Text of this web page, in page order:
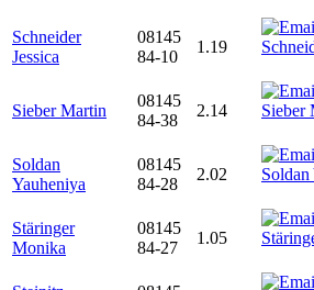
Schneider
Jessica
08145
84-10
1.19
Sieber Martin
08145
84-38
2.14
Soldan
Yauheniya
08145
84-28
2.02
Stäringer
Monika
08145
84-27
1.05